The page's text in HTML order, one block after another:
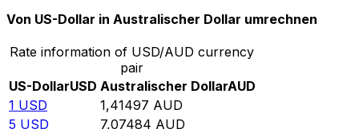
Von US-Dollar in Australischer Dollar umrechnen
Rate information of USD/AUD currency
pair
US-DollarUSD Australischer DollarAUD
1 USD 1,41497 AUD
5 USD 7,07484 AUD